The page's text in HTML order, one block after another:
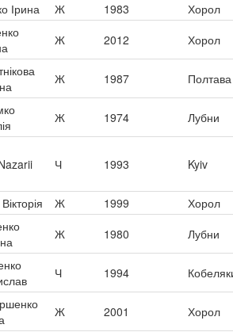
Ірина Ж 1983
Хорол
Ж 2012 Хорол
Ж 1987 Полтава
Ж 1974 Лубни
Ч 1993 Kyiv
Ж 1999
Хорол
Ж 1980 Лубни
Ч 1994
Ж 2001 Хорол